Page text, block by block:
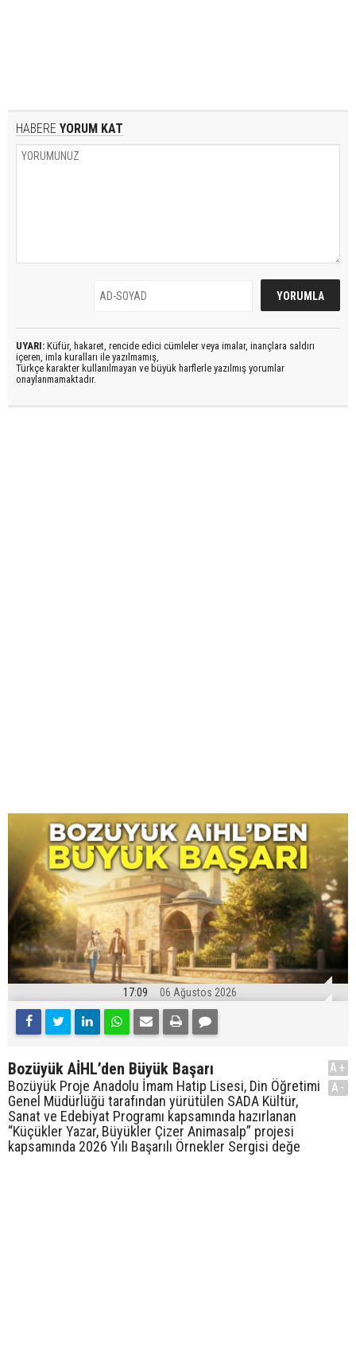
HABERE YORUM KAT
UYARI: Küfür, hakaret, rencide edici cümleler veya imalar, inançlara saldırı
içeren, imla kuralları ile yazılmamış,
Türkçe karakter kullanılmayan ve büyük harflerle yazılmış yorumlar
onaylanmamaktadır.
17:09 06 Ağustos 2026
Bozüyük AİHL’den Büyük Başarı
Bozüyük Proje Anadolu İmam Hatip Lisesi, Din Öğretimi
Genel Müdürlüğü tarafından yürütülen SADA Kültür,
Sanat ve Edebiyat Programı kapsamında hazırlanan
“Küçükler Yazar, Büyükler Çizer Animasalp” projesi
kapsamında 2026 Yılı Başarılı Örnekler Sergisi değe
A+
A-